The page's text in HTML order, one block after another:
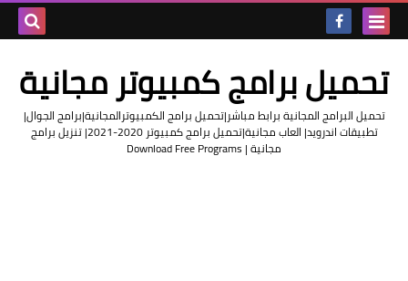
المدونة
تحميل برامج كمبيوتر مجانية
تحميل البرامج المجانية برابط مباشر|تحميل برامج الكمبيوترالمجانية|برامج الجوال|
تطبيقات اندرويد| العاب مجانية|تحميل برامج كمبيوتر 2020-2021| تنزيل برامج
مجانية | Download Free Programs